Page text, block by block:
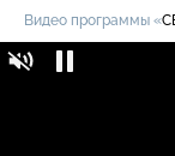
Видео программы «